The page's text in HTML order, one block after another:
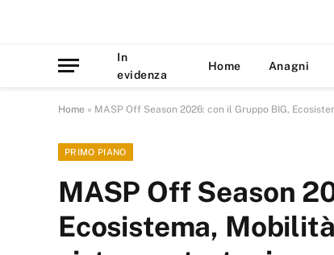
In
evidenza
Home Anagni
Home » MASP Off Season 2026: con il Gruppo BIG,
PRIMO PIANO
MASP Off Season
Ecosistema,